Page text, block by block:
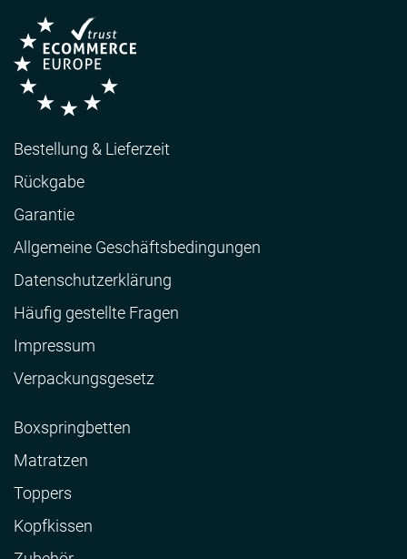
Bestellung & Lieferzeit
Rückgabe
Garantie
Allgemeine Geschäftsbedingungen
Datenschutzerklärung
Häufig gestellte Fragen
Impressum
Verpackungsgesetz
Boxspringbetten
Matratzen
Toppers
Kopfkissen